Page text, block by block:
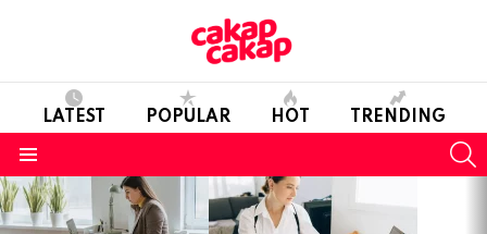
LATEST POPULAR HOT TRENDING
LATEST
STORIES